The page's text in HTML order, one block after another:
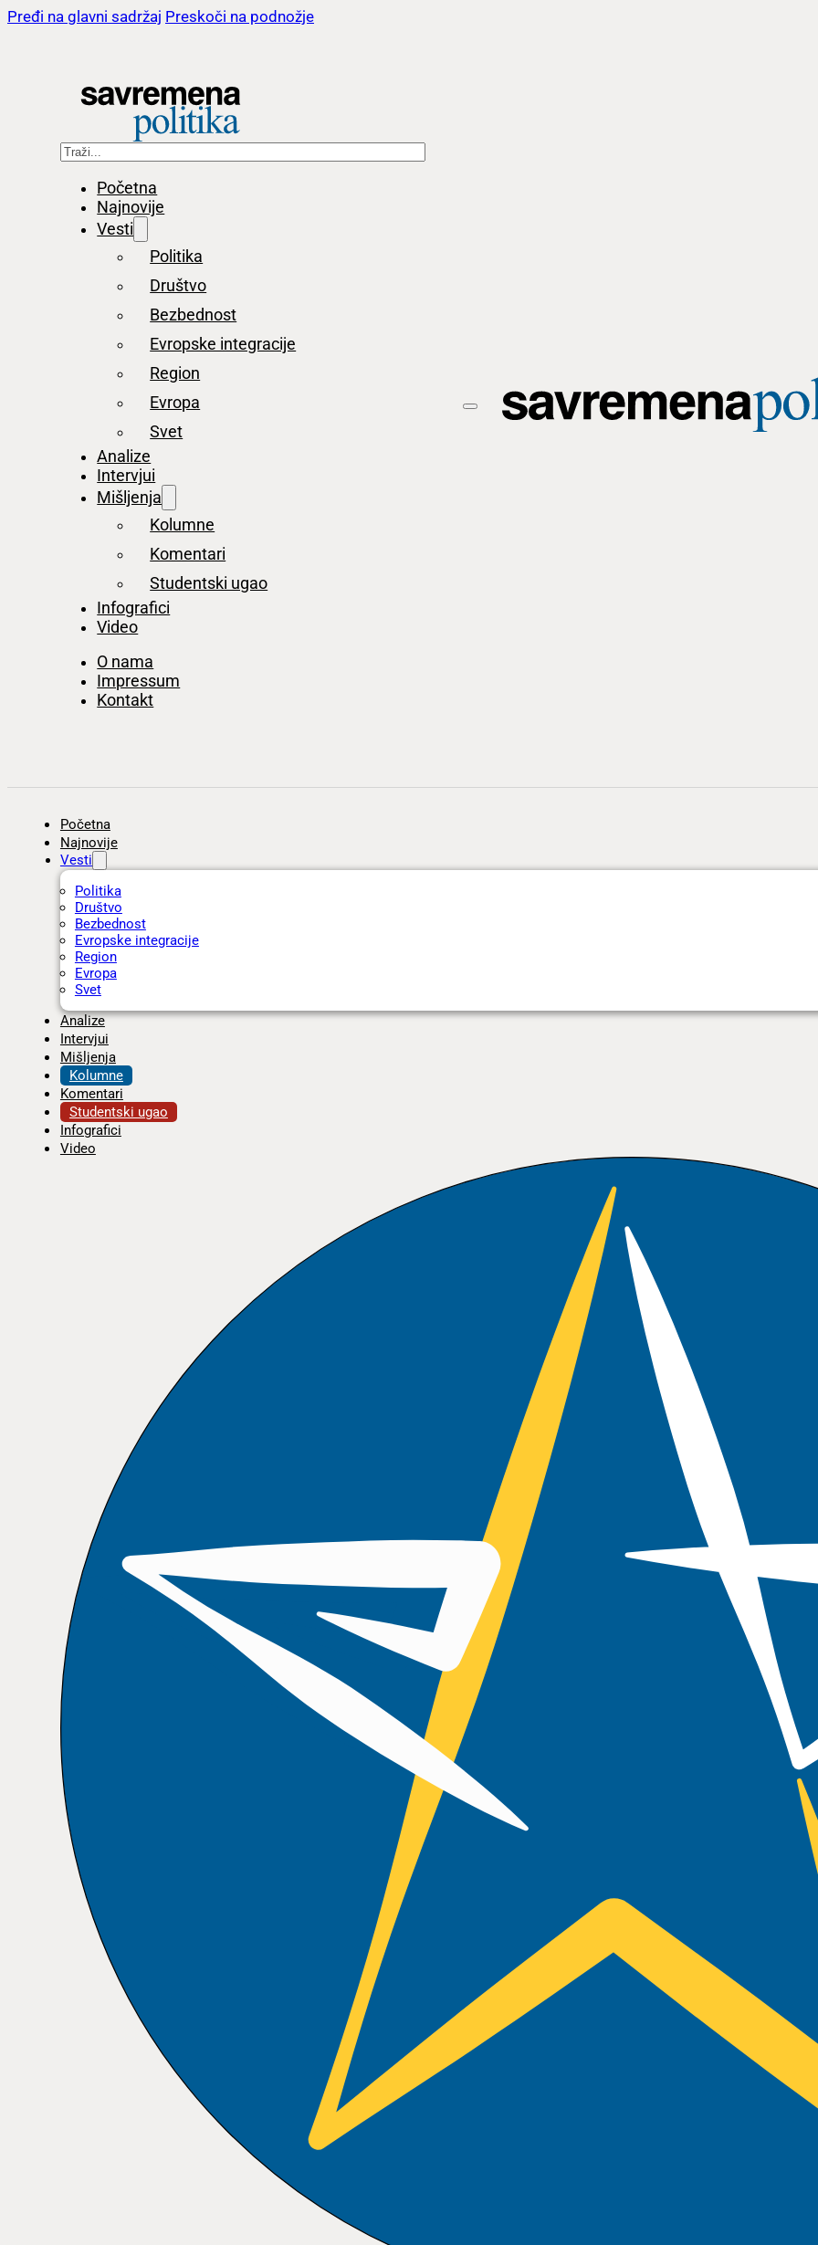
Pređi na glavni sadržaj Preskoči na podnožje
Pretraga
Početna
Najnovije
Vesti
Politika
Društvo
Bezbednost
Evropske integracije
Region
Evropa
Svet
Analize
Intervjui
Mišljenja
Kolumne
Komentari
Studentski ugao
Infografici
Video
O nama
Impressum
Kontakt
Početna
Najnovije
Vesti
Politika
Društvo
Bezbednost
Evropske integracije
Region
Evropa
Svet
Analize
Intervjui
Mišljenja
Kolumne
Komentari
Studentski ugao
Infografici
Video